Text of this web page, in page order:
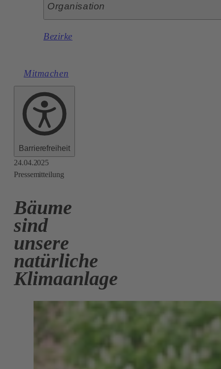
Organisation
Bezirke
Mitmachen
Barrierefreiheit
24.04.2025
Pressemitteilung
Bäume
sind
unsere
natürliche
Klimaanlage